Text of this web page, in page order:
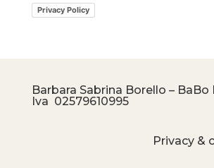
Privacy Policy
Barbara Sabrina Borello – BaBo
Iva 02579610995
Privacy &